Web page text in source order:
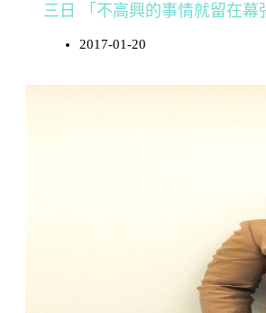
三日 「不高興的事情就留在幕
2017-01-20